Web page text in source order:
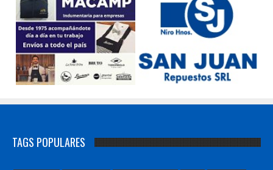
TAGS POPULARES